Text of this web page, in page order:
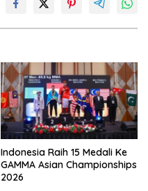
Indonesia Raih 15 Medali Ke
GAMMA Asian Championships
2026